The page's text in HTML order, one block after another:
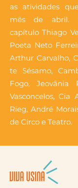
as atividades
mês de abril.
capítulo Thiago
Poeta Neto
Arthur Carvalho,
te Sésamo,
Fogo, Jeovânia
Vasconcelos, Cia
Rieg, André
de Circo e Teatro.